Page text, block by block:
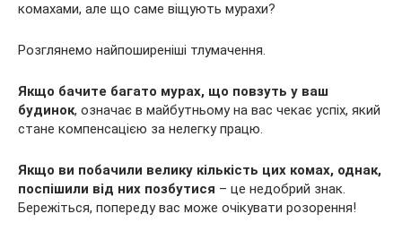
комахами, але що саме віщують мурахи?
Розглянемо найпоширеніші тлумачення.
Якщо бачите багато мурах, що повзуть у ваш
будинок, означає в майбутньому на вас чекає успіх, який
стане компенсацією за нелегку працю.
Якщо ви побачили велику кількість цих комах, однак,
поспішили від них позбутися – це недобрий знак.
Бережіться, попереду вас може очікувати розорення!